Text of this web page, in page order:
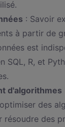
: Savoir
à partir de
est
SQL, R, et
d'algorithmes
des
résoudre des